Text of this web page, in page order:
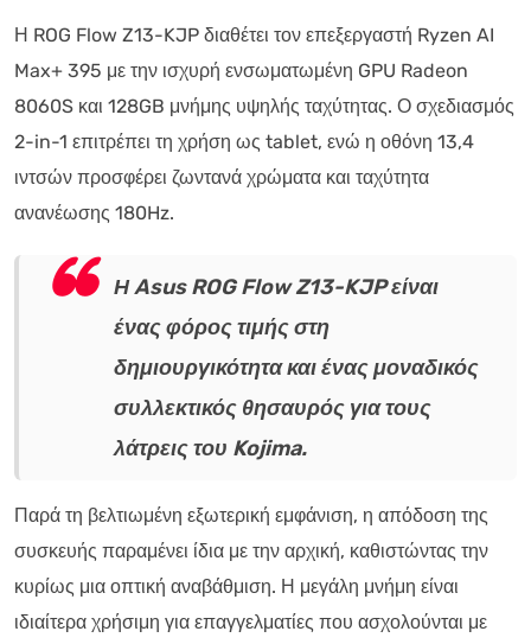
Η ROG Flow Z13-KJP διαθέτει τον επεξεργαστή Ryzen AI
Max+ 395 με την ισχυρή ενσωματωμένη GPU Radeon
8060S και 128GB μνήμης υψηλής ταχύτητας. Ο σχεδιασμός
2-in-1 επιτρέπει τη χρήση ως tablet, ενώ η οθόνη 13,4
ιντσών προσφέρει ζωντανά χρώματα και ταχύτητα
ανανέωσης 180Hz.
Η Asus ROG Flow Z13-KJP είναι
ένας φόρος τιμής στη
δημιουργικότητα και ένας μοναδικός
συλλεκτικός θησαυρός για τους
λάτρεις του Kojima.
Παρά τη βελτιωμένη εξωτερική εμφάνιση, η απόδοση της
συσκευής παραμένει ίδια με την αρχική, καθιστώντας την
κυρίως μια οπτική αναβάθμιση. Η μεγάλη μνήμη είναι
ιδιαίτερα χρήσιμη για επαγγελματίες που ασχολούνται με